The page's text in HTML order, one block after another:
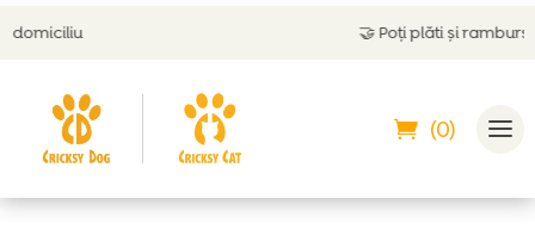
Poți plăti și ramburs
(0)